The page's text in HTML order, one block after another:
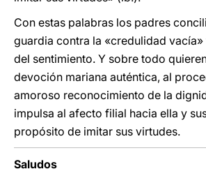
Con estas palabras los padres
guardia contra la «credulidad
del sentimiento. Y sobre todo
devoción mariana auténtica, al
amoroso reconocimiento de la
impulsa al afecto filial hacia ella y
propósito de imitar sus virtudes.
Saludos